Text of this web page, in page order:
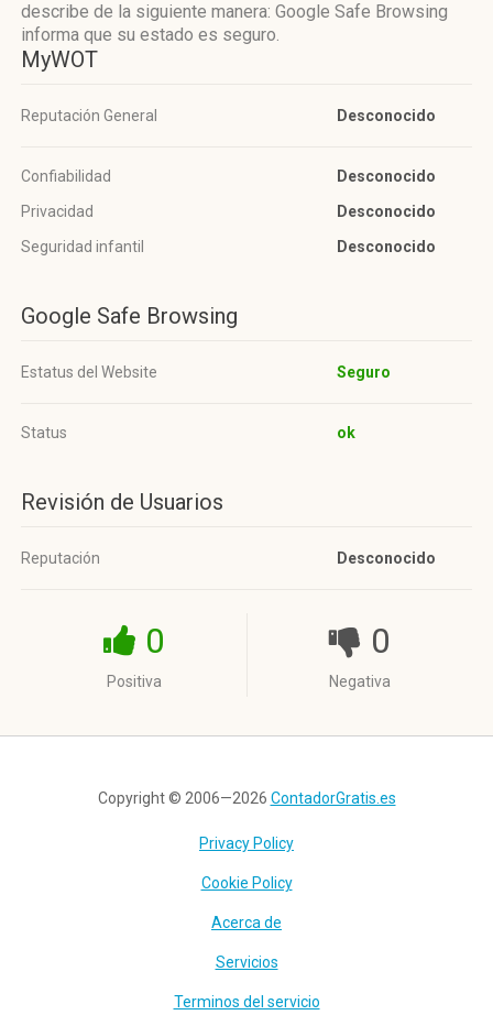
describe de la siguiente manera: Google Safe Browsing
informa que su estado es seguro.
MyWOT
Reputación General Desconocido
Confiabilidad
Desconocido
Privacidad
Desconocido
Seguridad infantil
Desconocido
Google Safe Browsing
Estatus del Website Seguro
Status ok
Revisión de Usuarios
Reputación Desconocido
0
Positiva
0
Negativa
Copyright © 2006—2026 ContadorGratis.es
Privacy Policy
Cookie Policy
Acerca de
Servicios
Terminos del servicio